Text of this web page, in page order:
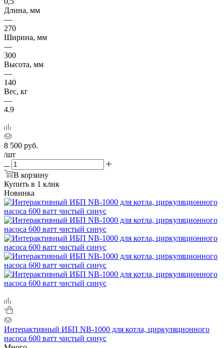
Длина, мм
—
270
Ширина, мм
—
300
Высота, мм
—
140
Вес, кг
—
4.9
8 500 руб.
/шт
В корзину
Купить в 1 клик
Новинка
Интерактивный ИБП NB-1000 для котла, циркуляционного
насоса 600 ватт чистый синус